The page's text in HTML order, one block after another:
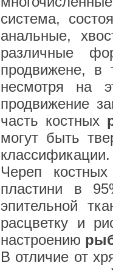
система,
анальные,
различные
продвижене, в
несмотря на
продвижение
часть костных
могут быть
классификации.
Череп
пластини в
эпительной
расцветку и
настроению
В отличие от